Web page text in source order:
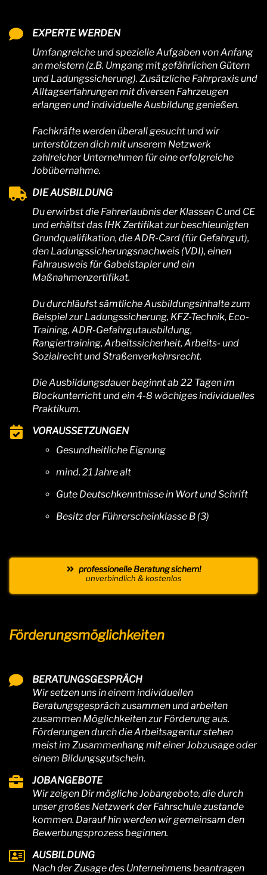
EXPERTE WERDEN
Umfangreiche und spezielle Aufgaben von Anfang
an meistern (z.B. Umgang mit gefährlichen Gütern
und Ladungssicherung). Zusätzliche Fahrpraxis und
Alltagserfahrungen mit diversen Fahrzeugen
erlangen und individuelle Ausbildung genießen.
Fachkräfte werden überall gesucht und wir
unterstützen dich mit unserem Netzwerk
zahlreicher Unternehmen für eine erfolgreiche
Jobübernahme.
DIE AUSBILDUNG
Du erwirbst die Fahrerlaubnis der Klassen C und CE
und erhältst das IHK Zertifikat zur beschleunigten
Grundqualifikation, die ADR-Card (für Gefahrgut),
den Ladungssicherungsnachweis (VDI), einen
Fahrausweis für Gabelstapler und ein
Maßnahmenzertifikat.
Du durchläufst sämtliche Ausbildungsinhalte zum
Beispiel zur Ladungssicherung, KFZ-Technik, Eco-
Training, ADR-Gefahrgutausbildung,
Rangiertraining, Arbeitssicherheit, Arbeits- und
Sozialrecht und Straßenverkehrsrecht.
Die Ausbildungsdauer beginnt ab 22 Tagen im
Blockunterricht und ein 4-8 wöchiges individuelles
Praktikum.
VORAUSSETZUNGEN
Gesundheitliche Eignung
mind. 21 Jahre alt
Gute Deutschkenntnisse in Wort und Schrift
Besitz der Führerscheinklasse B (3)
professionelle Beratung sichern!
unverbindlich & kostenlos
Förderungsmöglichkeiten
BERATUNGSGESPRÄCH
Wir setzen uns in einem individuellen
Beratungsgespräch zusammen und arbeiten
zusammen Möglichkeiten zur Förderung aus.
Förderungen durch die Arbeitsagentur stehen
meist im Zusammenhang mit einer Jobzusage oder
einem Bildungsgutschein.
JOBANGEBOTE
Wir zeigen Dir mögliche Jobangebote, die durch
unser großes Netzwerk der Fahrschule zustande
kommen. Darauf hin werden wir gemeinsam den
Bewerbungsprozess beginnen.
AUSBILDUNG
Nach der Zusage des Unternehmens beantragen